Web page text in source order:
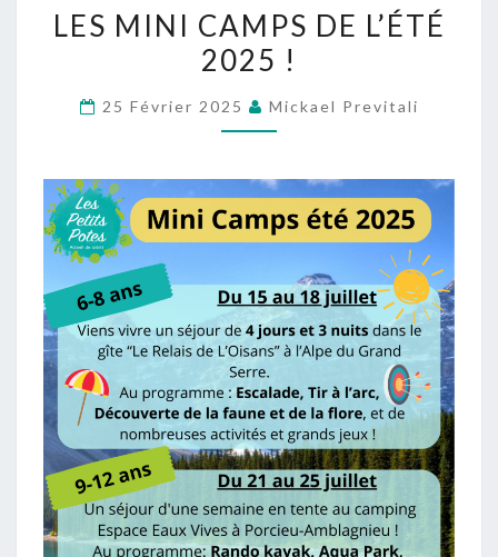
MINI
CAMPS
L’ÉTÉ
!
LES MINI CAMPS DE L’ÉTÉ
2025 !
25 Février 2025 Mickael Previtali